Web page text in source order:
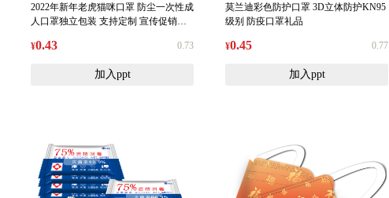
2022年新年老虎猫咪口罩 防尘一次性成
人口罩独立包装 支持定制 宣传促销礼
¥0.43 0.73
加入ppt
莫兰迪彩色防护口罩 3D立体防护KN95
级别 防疫口罩礼品
¥0.45 0.77
加入ppt